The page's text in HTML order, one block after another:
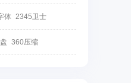
体 2345卫士
360压缩